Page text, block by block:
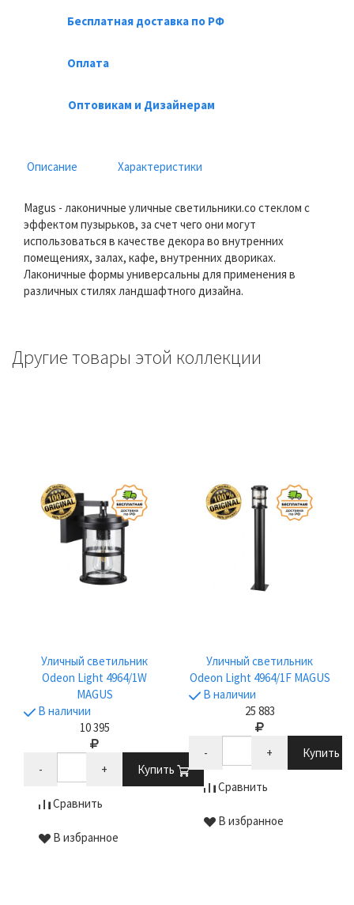
Бесплатная доставка по РФ
Оплата
Оптовикам и Дизайнерам
Описание Характеристики
Magus - лаконичные уличные светильники.со стеклом с
эффектом пузырьков, за счет чего они могут
использоваться в качестве декора во внутренних
помещениях, залах, кафе, внутренних двориках.
Лаконичные формы универсальны для применения в
различных стилях ландшафтного дизайна.
Другие товары этой коллекции
Уличный светильник
Odeon Light 4964/1W
MAGUS
В наличии
10 395
- + Купить
Сравнить
В избранное
Уличный светильник
Odeon Light 4964/1F MAGUS
В наличии
25 883
- + Купить
Сравнить
В избранное